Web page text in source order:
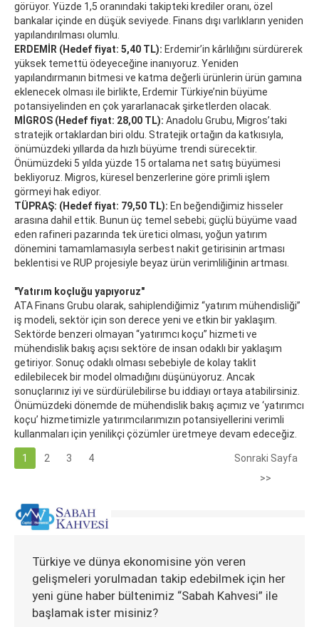
görüyor. Yüzde 1,5 oranındaki takipteki krediler oranı, özel
bankalar içinde en düşük seviyede. Finans dışı varlıkların yeniden
yapılandırılması olumlu.
ERDEMİR (Hedef fiyat: 5,40 TL): Erdemir’in kârlılığını sürdürerek
yüksek temettü ödeyeceğine inanıyoruz. Yeniden
yapılandırmanın bitmesi ve katma değerli ürünlerin ürün gamına
eklenecek olması ile birlikte, Erdemir Türkiye’nin büyüme
potansiyelinden en çok yararlanacak şirketlerden olacak.
MİGROS (Hedef fiyat: 28,00 TL): Anadolu Grubu, Migros’taki
stratejik ortaklardan biri oldu. Stratejik ortağın da katkısıyla,
önümüzdeki yıllarda da hızlı büyüme trendi sürecektir.
Önümüzdeki 5 yılda yüzde 15 ortalama net satış büyümesi
bekliyoruz. Migros, küresel benzerlerine göre primli işlem
görmeyi hak ediyor.
TÜPRAŞ: (Hedef fiyat: 79,50 TL): En beğendiğimiz hisseler
arasına dahil ettik. Bunun üç temel sebebi; güçlü büyüme vaad
eden rafineri pazarında tek üretici olması, yoğun yatırım
dönemini tamamlamasıyla serbest nakit getirisinin artması
beklentisi ve RUP projesiyle beyaz ürün verimliliğinin artması.
"Yatırım koçluğu yapıyoruz"
ATA Finans Grubu olarak, sahiplendiğimiz “yatırım mühendisliği”
iş modeli, sektör için son derece yeni ve etkin bir yaklaşım.
Sektörde benzeri olmayan “yatırımcı koçu” hizmeti ve
mühendislik bakış açısı sektöre de insan odaklı bir yaklaşım
getiriyor. Sonuç odaklı olması sebebiyle de kolay taklit
edilebilecek bir model olmadığını düşünüyoruz. Ancak
sonuçlarınız iyi ve sürdürülebilirse bu iddiayı ortaya atabilirsiniz.
Önümüzdeki dönemde de mühendislik bakış açımız ve ‘yatırımcı
koçu’ hizmetimizle yatırımcılarımızın potansiyellerini verimli
kullanmaları için yenilikçi çözümler üretmeye devam edeceğiz.
1 2 3 4
Sonraki Sayfa
>>
Türkiye ve dünya ekonomisine yön veren
gelişmeleri yorulmadan takip edebilmek için her
yeni güne haber bültenimiz “Sabah Kahvesi” ile
başlamak ister misiniz?